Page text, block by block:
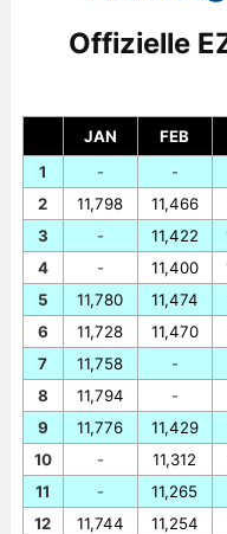
Offizielle
JAN FEB
1
2
3
4
5
6
7
8
9
10
11
12
-
11,798
-
-
11,780
11,728
11,758
11,794
11,776
-
-
11,744
-
11,466
11,422
11,400
11,474
11,470
-
-
11,429
11,312
11,265
11,254